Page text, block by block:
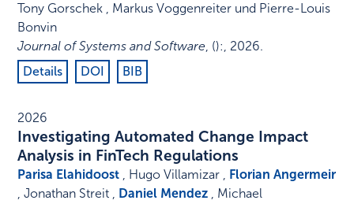
Tony Gorschek , Markus Voggenreiter und Pierre-Louis
Bonvin
Journal of Systems and Software, ():, 2026.
Details
DOI BIB
2026
Investigating Automated Change Impact
Analysis in FinTech Regulations
Parisa Elahidoost , Hugo Villamizar , Florian Angermeir
, Jonathan Streit , Daniel Mendez , Michael